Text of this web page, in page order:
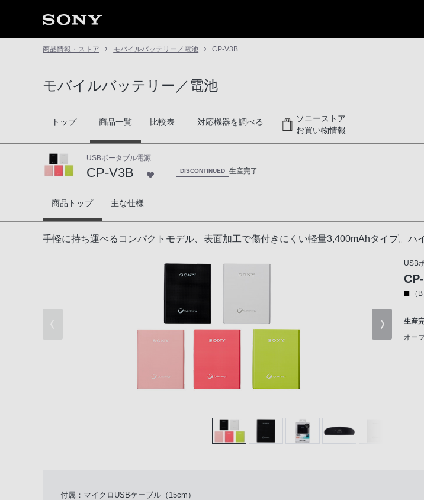
商品情報・ストア モバイルバッテリー／電池 CP-V3B
モバイルバッテリー／電池
トップ 商品一覧 比較表 対応機器を調べる
ソニーストア
お買い物情報
USBポータブル電源
CP-V3B DISCONTINUED 生産完了
CP-V3B
商品トップ 主な仕様
手軽に持ち運べるコンパクトモデル、表面加工で傷付きにくい軽量3,400mAhタイプ。ハ
USB
（
生産
オー
付属：マイクロUSBケーブル（15cm）